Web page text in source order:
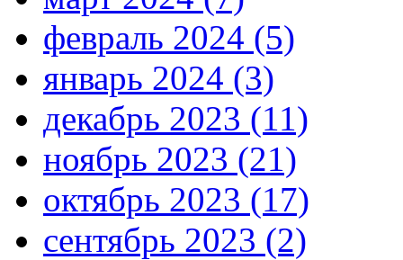
февраль 2024 (5)
январь 2024 (3)
декабрь 2023 (11)
ноябрь 2023 (21)
октябрь 2023 (17)
сентябрь 2023 (2)